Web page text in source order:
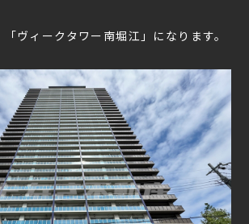
ヴィークタワー南堀江」になります。